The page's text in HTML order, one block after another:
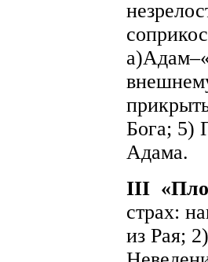
Бога; 5)
Адама.
III
страх:
из Рая;